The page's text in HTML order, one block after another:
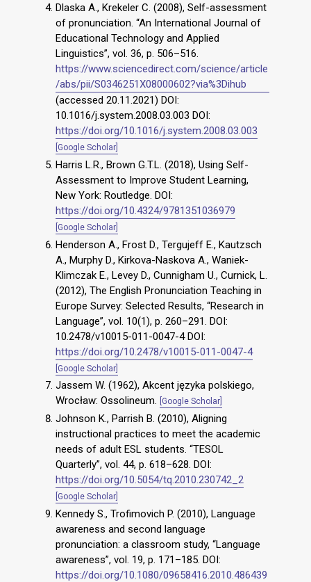
Dlaska A., Krekeler C. (2008), Self-assessment
of pronunciation. “An International Journal of
Educational Technology and Applied
Linguistics”, vol. 36, p. 506–516.
https://www.sciencedirect.com/science/article
/abs/pii/S0346251X08000602?via%3Dihub
(accessed 20.11.2021) DOI:
10.1016/j.system.2008.03.003 DOI:
https://doi.org/10.1016/j.system.2008.03.003
[Google Scholar]
Harris L.R., Brown G.T.L. (2018), Using Self-
Assessment to Improve Student Learning,
New York: Routledge. DOI:
https://doi.org/10.4324/9781351036979
[Google Scholar]
Henderson A., Frost D., Tergujeff E., Kautzsch
A., Murphy D., Kirkova-Naskova A., Wa­niek-
Klimczak E., Levey D., Cunnigham U., Curnick, L.
(2012), The English Pronunciation Teaching in
Europe Survey: Selected Results, “Research in
Language”, vol. 10(1), p. 260–291. DOI:
10.2478/v10015-011-0047-4 DOI:
https://doi.org/10.2478/v10015-011-0047-4
[Google Scholar]
Jassem W. (1962), Akcent języka polskiego,
Wrocław: Ossolineum.
[Google Scholar]
Johnson K., Parrish B. (2010), Aligning
instructional practices to meet the academic
needs of adult ESL students. “TESOL
Quarterly”, vol. 44, p. 618–628. DOI:
https://doi.org/10.5054/tq.2010.230742_2
[Google Scholar]
Kennedy S., Trofimovich P. (2010), Language
awareness and second language
pronunciation: a classroom study, “Language
awareness”, vol. 19, p. 171–185. DOI:
https://doi.org/10.1080/09658416.2010.486439